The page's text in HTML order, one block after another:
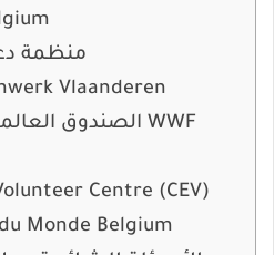
Vlaanderen
Centre (CEV)
Monde Belgium